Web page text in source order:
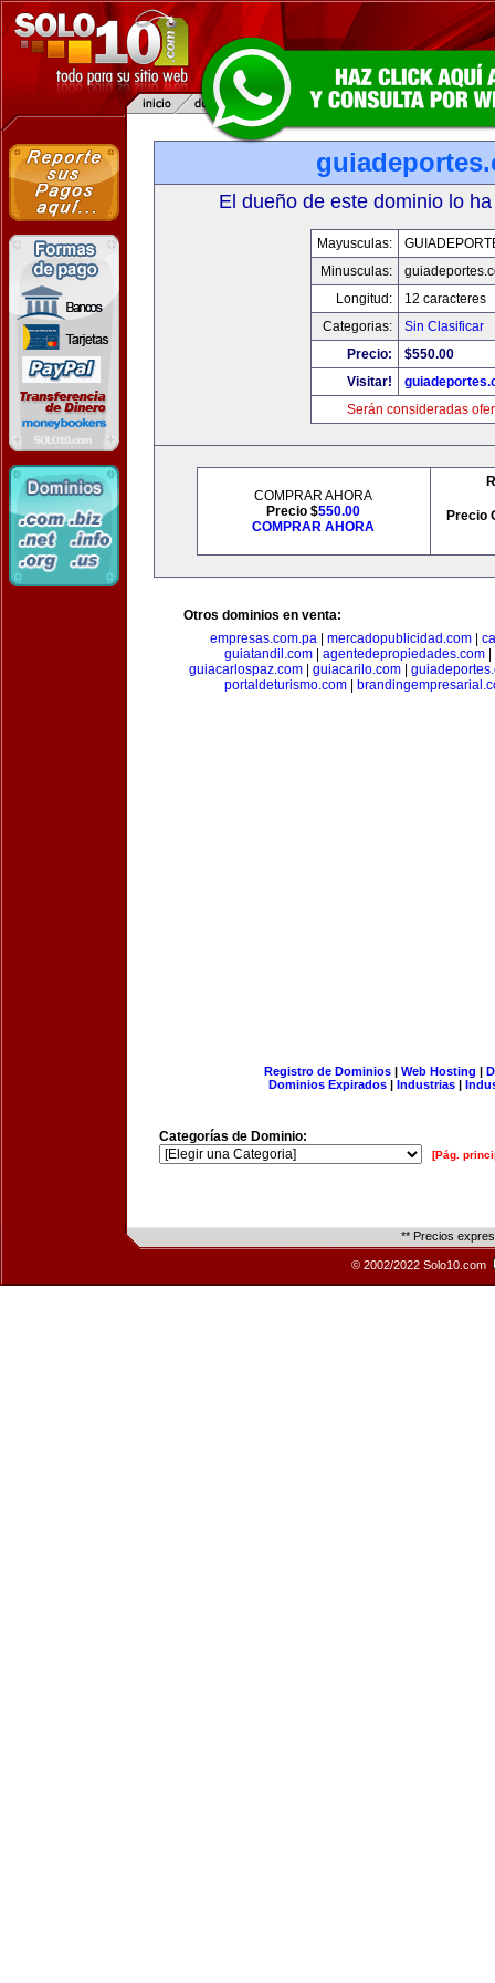
El dueño de este dominio lo
Mayusculas:
Minusculas:
Longitud:
12 caracteres
Categorias:
Sin Clasificar
Precio:
$550.00
Visitar!
Serán consideradas
COMPRAR AHORA
Precio $550.00
COMPRAR AHORA
Precio
Otros dominios en venta:
empresas.com.pa
mercadopublicidad.com
guiatandil.com| agentedepropiedades.com|
guiacarlospaz.com
guiacarilo.com
portaldeturismo.com
Registro de Dominios| Web Hosting |
Dominios Expirados | Industrias |
Categorías de Dominio:
[Pág.
** Precios
© 2002/2022 Solo10.com